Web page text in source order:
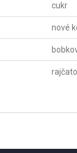
cukr
nové